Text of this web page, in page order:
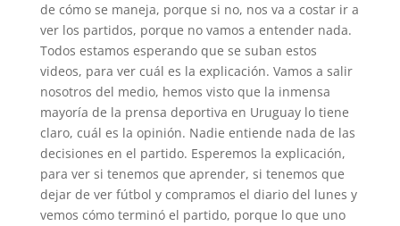
de cómo se maneja, porque si no, nos va a costar ir a
ver los partidos, porque no vamos a entender nada.
Todos estamos esperando que se suban estos
videos, para ver cuál es la explicación. Vamos a salir
nosotros del medio, hemos visto que la inmensa
mayoría de la prensa deportiva en Uruguay lo tiene
claro, cuál es la opinión. Nadie entiende nada de las
decisiones en el partido. Esperemos la explicación,
para ver si tenemos que aprender, si tenemos que
dejar de ver fútbol y compramos el diario del lunes y
vemos cómo terminó el partido, porque lo que uno